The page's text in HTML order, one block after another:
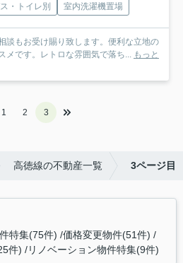
・トイレ別 室内洗濯機置場
談もお受け賜り致します。便利な立地の
メです。レトロな雰囲気で落ち...
もっと
1 2 3
高徳線の不動産一覧 3ページ目
特集(75件) 価格変更物件(51件)
件) リノベーション物件特集(9件)